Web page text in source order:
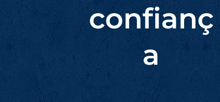
confianç
a